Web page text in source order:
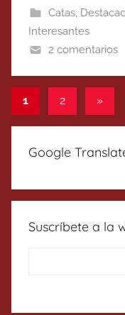
Catas,
Interesantes
2 comentarios
Paginación
de
entradas
1 2 »
Google
Suscríbete a la